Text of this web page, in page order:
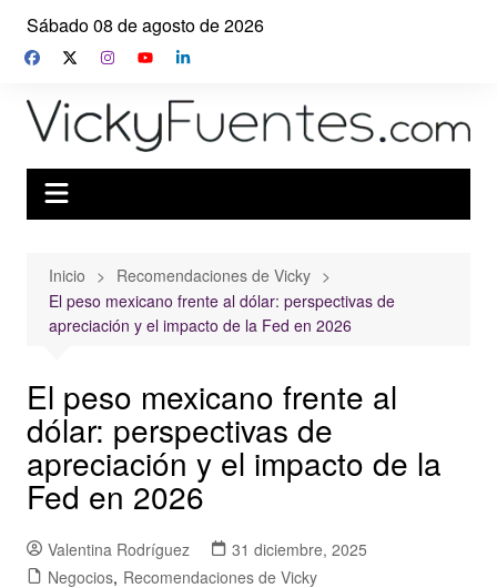
Saltar
contenido
Sábado 08 de agosto de 2026
Inicio
Recomendaciones de Vicky
El peso mexicano frente al dólar: perspectivas de
apreciación y el impacto de la Fed en 2026
El peso mexicano frente al
dólar: perspectivas de
apreciación y el impacto de la
Fed en 2026
Valentina Rodríguez
31 diciembre, 2025
Negocios, Recomendaciones de Vicky